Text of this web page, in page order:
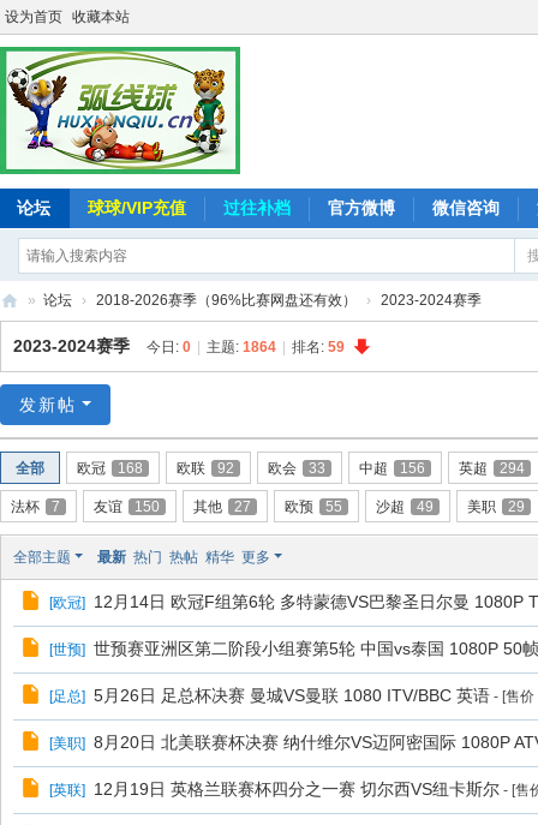
设为首页 收藏本站
论坛 球球/VIP充值 过往补档 官方微博 微信咨询
线
-
追
求
致
» 论坛 › 2018-2026赛季（96%比赛网盘还有效） › 2023-2024赛季
2023-2024赛季 今日: 0 主题: 1864 排名: 59
发新帖
全部 欧冠 168 欧联 92 欧会 33 中超 156 英超 294
法杯 7 友谊 150 其他 27 欧预 55 沙超 49 美职 29
全部主题 最新 热门 热帖 精华 更多
[欧冠] 12月14日 欧冠F组第6轮 多特蒙德VS巴黎圣日尔曼 1080P
[世预] 世预赛亚洲区第二阶段小组赛第5轮 中国vs泰国 1080P 50
[足总] 5月26日 足总杯决赛 曼城VS曼联 1080 ITV/BBC 英语 - [售价
[美职] 8月20日 北美联赛杯决赛 纳什维尔VS迈阿密国际 1080P
[英联] 12月19日 英格兰联赛杯四分之一赛 切尔西VS纽卡斯尔 - [售